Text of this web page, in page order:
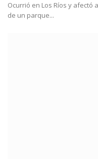
Ocurrió en Los Ríos y afectó
de un parque...